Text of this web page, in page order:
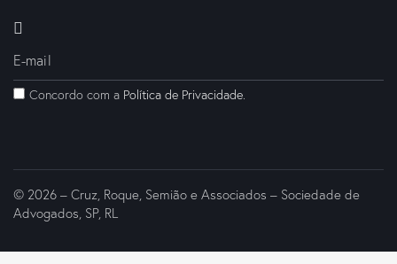
Concordo com a Política de Privacidade.
© 2026 – Cruz, Roque, Semião e Associados – Sociedade de
Advogados, SP, RL